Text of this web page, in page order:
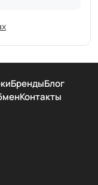
БрендыБлог
Контакты